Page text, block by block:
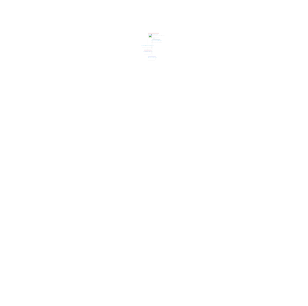
Coordinación de Tauromaquia